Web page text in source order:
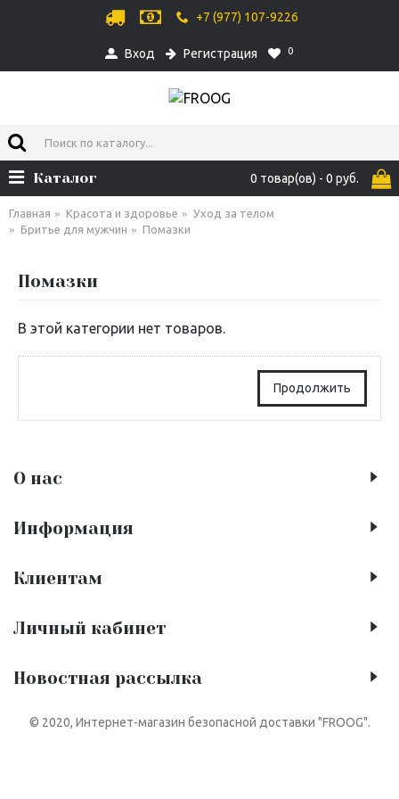
+7 (977) 107-9226
Вход Регистрация 0
0 товар(ов) - 0 руб.
Каталог
Главная Красота и здоровье
Уход за телом
Бритье для мужчин
Помазки
Помазки
В этой категории нет товаров.
Продолжить
О нас
Информация
Клиентам
Личный кабинет
Новостная рассылка
© 2020, Интернет-магазин безопасной доставки "FROOG".